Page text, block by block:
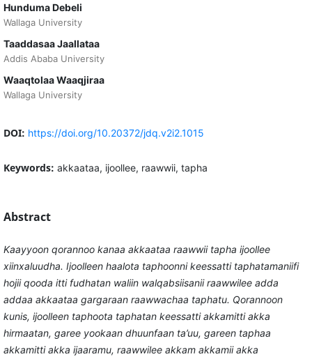
Hunduma Debeli
Wallaga University
Taaddasaa Jaallataa
Addis Ababa University
Waaqtolaa Waaqjiraa
Wallaga University
DOI: https://doi.org/10.20372/jdq.v2i2.1015
Keywords: akkaataa, ijoollee, raawwii, tapha
Abstract
Kaayyoon qorannoo kanaa akkaataa raawwii tapha ijoollee
xiinxaluudha. Ijoolleen haalota taphoonni keessatti taphatamaniifi
hojii qooda itti fudhatan waliin walqabsiisanii raawwilee adda
addaa akkaataa gargaraan raawwachaa taphatu. Qorannoon
kunis, ijoolleen taphoota taphatan keessatti akkamitti akka
hirmaatan, garee yookaan dhuunfaan ta’uu, gareen taphaa
akkamitti akka ijaaramu, raawwilee akkam akkamii akka